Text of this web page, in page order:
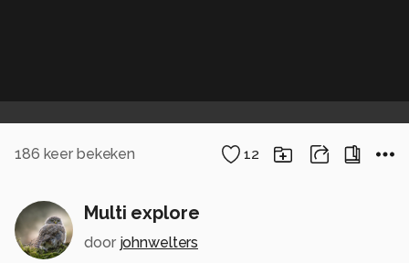
186 keer bekeken 12
Multi explore
door johnwelters